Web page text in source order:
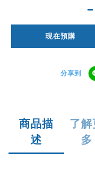
現在預購
分享到
商品描
述
了解
多